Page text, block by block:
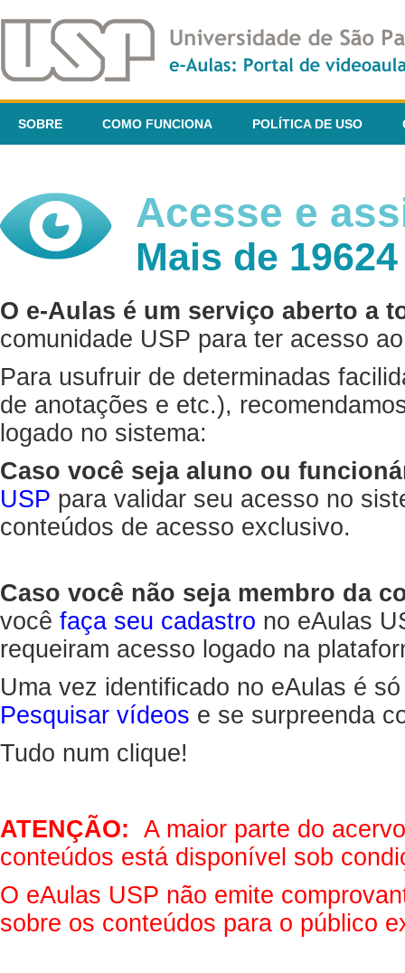
SOBRE COMO FUNCIONA POLÍTICA DE USO
Acesse e
Mais de
O e-Aulas é um serviço aberto a
comunidade USP para ter acesso
Para usufruir de determinadas
de anotações e etc.),
logado no sistema:
Caso você seja aluno ou
USP para validar seu acesso no
conteúdos de acesso exclusivo.
Caso você não seja membro da
você faça seu cadastro no eAulas
requeiram acesso logado na
Uma vez identificado no eAulas é
Pesquisar vídeos e se surpreenda
Tudo num clique!
ATENÇÃO: A maior parte do
conteúdos está disponível sob
O eAulas USP não emite
sobre os conteúdos para o público